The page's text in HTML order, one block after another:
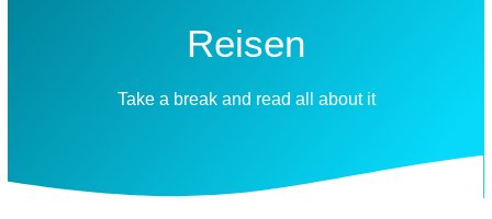
Reisen
Take a break and read all about it